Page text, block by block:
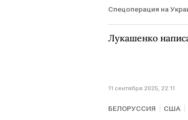
Спецоперация на
Дональд Туск
Лукашенко
11 сентября 2025, 22:11
БЕЛОРУССИЯ США